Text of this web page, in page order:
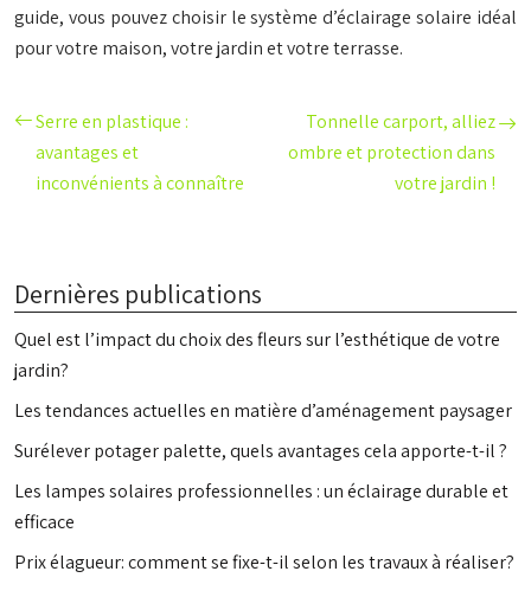
guide, vous pouvez choisir le système d’éclairage solaire idéal
pour votre maison, votre jardin et votre terrasse.
Serre en plastique :
avantages et
inconvénients à connaître
Tonnelle carport, alliez
ombre et protection dans
votre jardin !
Dernières publications
Quel est l’impact du choix des fleurs sur l’esthétique de votre
jardin?
Les tendances actuelles en matière d’aménagement paysager
Surélever potager palette, quels avantages cela apporte-t-il ?
Les lampes solaires professionnelles : un éclairage durable et
efficace
Prix élagueur: comment se fixe-t-il selon les travaux à réaliser?